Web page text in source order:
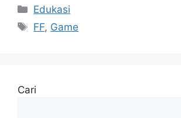
Kategori
Edukasi
Tag
FF, Game
Cari